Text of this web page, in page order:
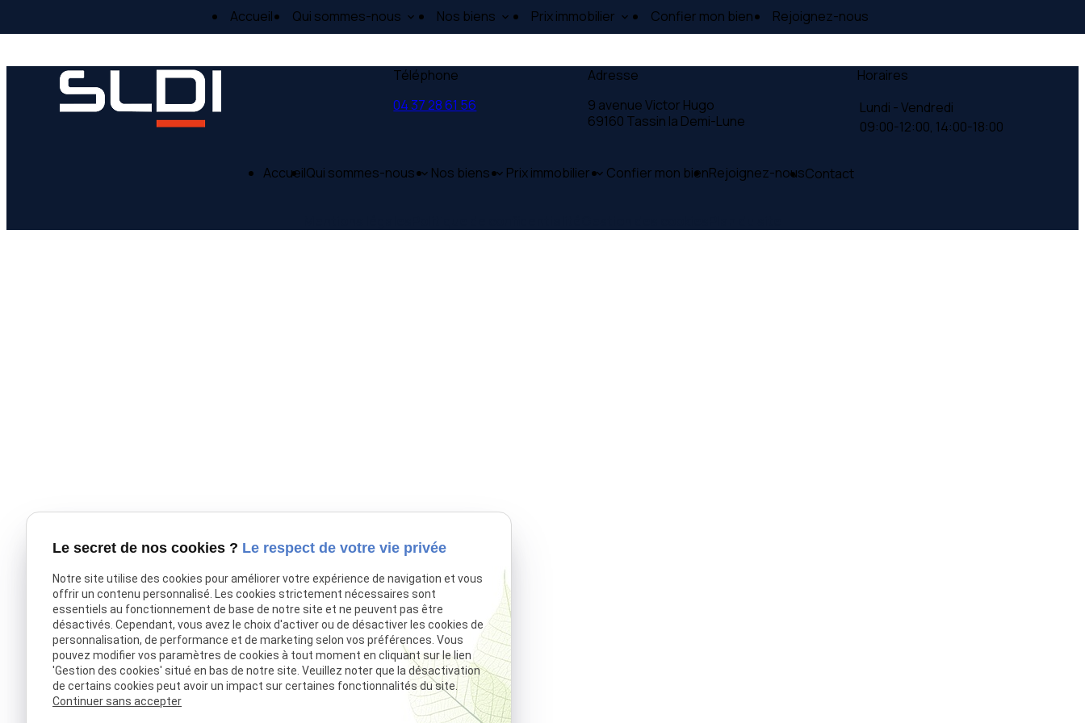
Accueil Qui sommes-nous Nos biens Prix immobilier Confier mon bien Rejoignez-nous
Téléphone
04 37 28 61 56
Adresse
9 avenue Victor Hugo
69160 Tassin la Demi-Lune
Horaires
Lundi - Vendredi
09:00-12:00, 14:00-18:00
AccueilQui sommes-nous Nos biens Prix immobilier Confier mon bienRejoignez-nousContact
Le secret de nos cookies ? Le respect de votre vie privée
Notre site utilise des cookies pour améliorer votre expérience de navigation et vous
offrir un contenu personnalisé. Les cookies strictement nécessaires sont
essentiels au fonctionnement de base de notre site et ne peuvent pas être
désactivés. Cependant, vous avez le choix d'activer ou de désactiver les cookies de
personnalisation, de performance et de marketing selon vos préférences. Vous
pouvez modifier vos paramètres de cookies à tout moment en cliquant sur le lien
'Gestion des cookies' situé en bas de notre site. Veuillez noter que la désactivation
de certains cookies peut avoir un impact sur certaines fonctionnalités du site.
Continuer sans accepter